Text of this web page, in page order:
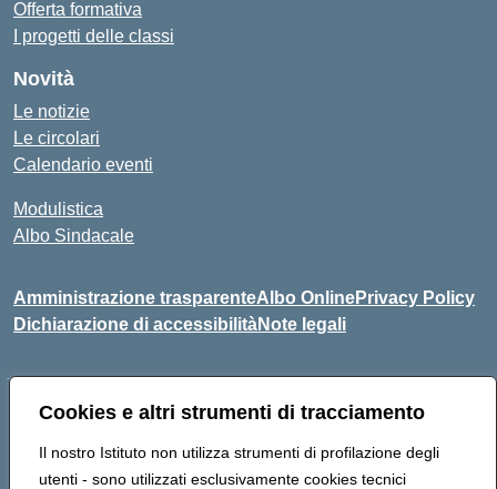
Cookies e altri strumenti di tracciamento
Il nostro Istituto non utilizza strumenti di profilazione degli
utenti - sono utilizzati esclusivamente cookies tecnici
Offerta formativa
I progetti delle classi
Novità
Le notizie
Le circolari
Calendario eventi
Modulistica
Albo Sindacale
Amministrazione trasparenteAlbo OnlinePrivacy Policy
Dichiarazione di accessibilitàNote legali
Indirizzo:Via Pastore, 3 – Q.Re Paolo VI - 74123 Taranto
Posta elettronica certificata (PEC):TAIC873006@pec.istruzione.it